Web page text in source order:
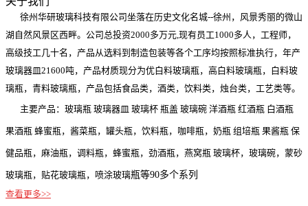
徐州华研玻璃科技有限公司坐落在历史文化名城--徐州，风景秀丽的微山
湖自然风景区西畔。公司总投资2000多万元,现有员工1000多人，工程师，
高级技工几十名，产品从选料到制造包装等各个工序均按照标准执行，年产
玻璃器皿21600吨，产品材质现分为优白料玻璃瓶，高白料玻璃瓶，白料玻
璃瓶，青料玻璃瓶，产品包括食品类，酒类，饮料类，烛台类，工艺类等。
主要产品：玻璃瓶 玻璃器皿 玻璃杯 瓶盖 玻璃碗 洋酒瓶 红酒瓶 白酒瓶
果酒瓶 蜂蜜瓶，酱菜瓶，罐头瓶，饮料瓶，咖啡瓶，奶瓶 组培瓶 果酱瓶 保
健品瓶，麻油瓶，调料瓶，蜂蜜瓶，劲酒瓶，燕窝瓶 玻璃杯，玻璃碗，蒙砂
玻璃瓶，贴花玻璃瓶，喷涂玻璃瓶等90多个系列
查看更多>>